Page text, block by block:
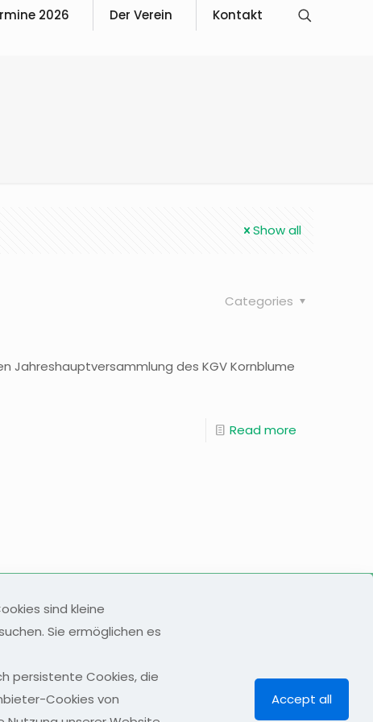
2026 Der Verein Kontakt
Show all
Categories
Jahreshauptversammlung des KGV Kornblume
Read more
Betheme by
sind kleine
Sie ermöglichen es
persistente Cookies, die
Cookies von
Accept all